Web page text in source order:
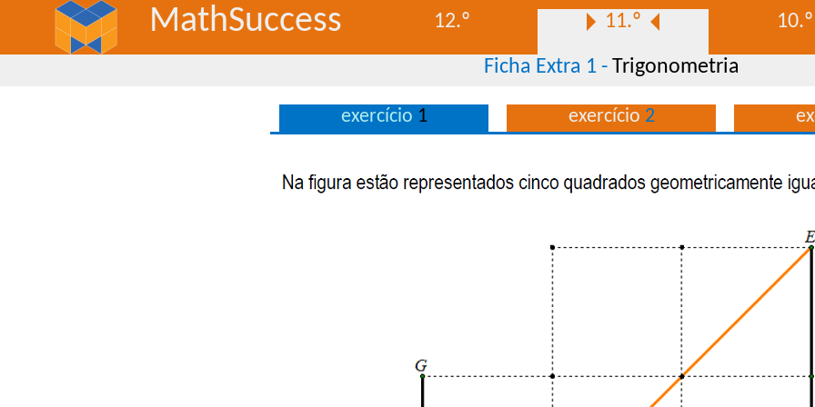
MathSuccess 12.º 11.º 10.º
Ficha Extra 1 - Trigonometria
exercício 1 exercício 2